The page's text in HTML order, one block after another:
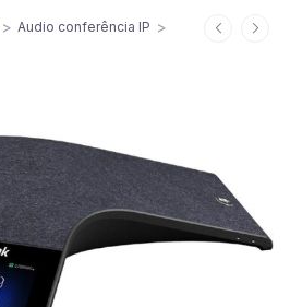
> Audio conferência IP >